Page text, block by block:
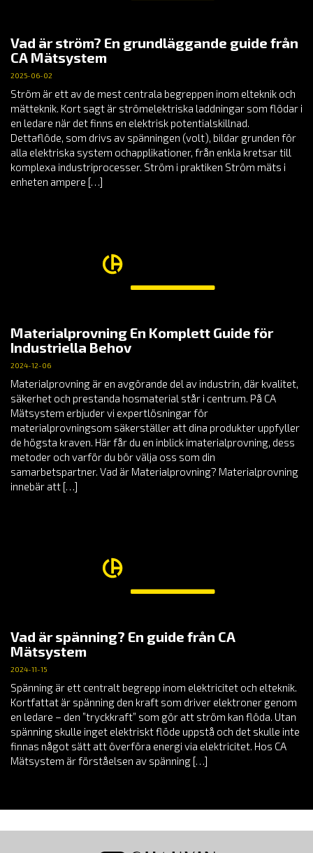
Vad är ström? En grundläggande guide från
CA Mätsystem
2025-06-02
Ström är ett av de mest centrala begreppen inom elteknik och
mätteknik. Kort sagt är strömelektriska laddningar som flödar i
en ledare när det finns en elektrisk potentialskillnad.
Dettaflöde, som drivs av spänningen (volt), bildar grunden för
alla elektriska system ochapplikationer, från enkla kretsar till
komplexa industriprocesser. Ström i praktiken Ström mäts i
enheten ampere […]
Materialprovning En Komplett Guide för
Industriella Behov
2024-12-06
Materialprovning är en avgörande del av industrin, där kvalitet,
säkerhet och prestanda hosmaterial står i centrum. På CA
Mätsystem erbjuder vi expertlösningar för
materialprovningsom säkerställer att dina produkter uppfyller
de högsta kraven. Här får du en inblick imaterialprovning, dess
metoder och varför du bör välja oss som din
samarbetspartner. Vad är Materialprovning? Materialprovning
innebär att […]
Vad är spänning? En guide från CA
Mätsystem
2024-11-15
Spänning är ett centralt begrepp inom elektricitet och elteknik.
Kortfattat är spänning den kraft som driver elektroner genom
en ledare – den ”tryckkraft” som gör att ström kan flöda. Utan
spänning skulle inget elektriskt flöde uppstå och det skulle inte
finnas något sätt att överföra energi via elektricitet. Hos CA
Mätsystem är förståelsen av spänning […]